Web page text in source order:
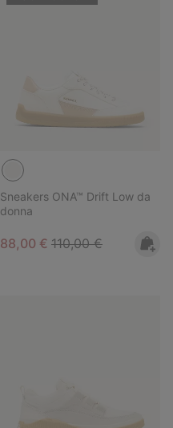
Sneakers ONA™ Drift Low da
donna
Sale price:
88,00 € Regular price:
110,00 €